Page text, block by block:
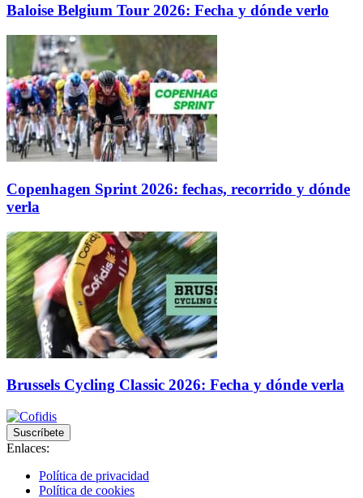
Baloise Belgium Tour 2026: Fecha y dónde verlo
Copenhagen Sprint 2026: fechas, recorrido y dónde
verla
Brussels Cycling Classic 2026: Fecha y dónde verla
Suscríbete
Enlaces:
Política de privacidad
Política de cookies